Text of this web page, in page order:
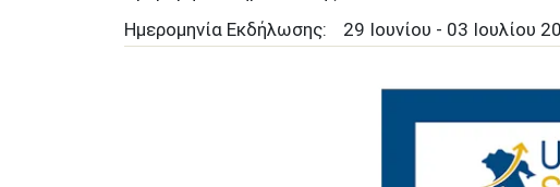
Ημερομηνία Εκδήλωσης:
29 Ιουνίου - 03 Ιουλίου